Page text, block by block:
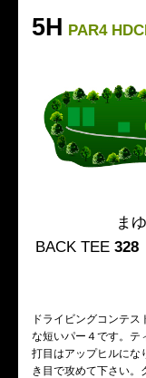
5H PAR4
ま
BACK TEE 328
ドライビングコンテ
な短いパー４です。テ
打目はアップヒルにな
き目で攻めて下さい。